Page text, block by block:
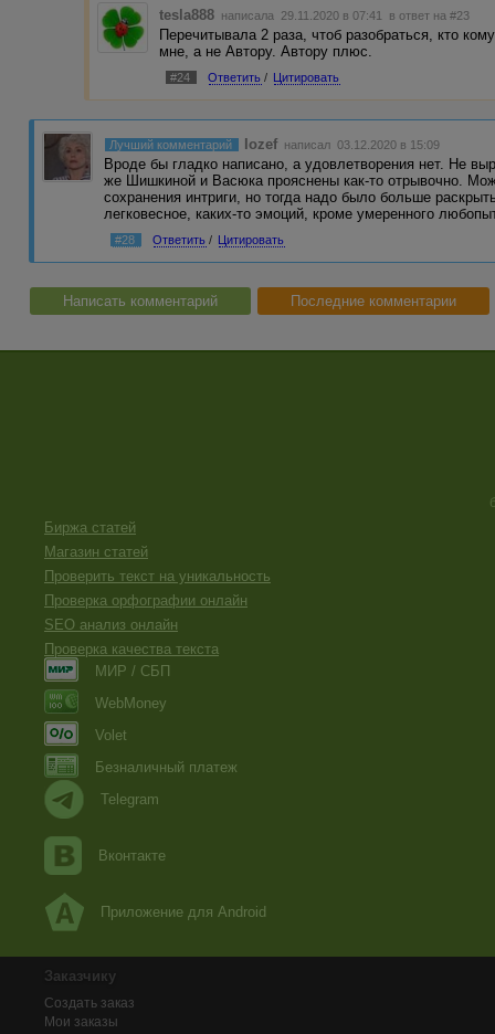
tesla888 написала 29.11.2020 в 07:41 в ответ на #23
Перечитывала 2 раза, чтоб разобраться, кто
мне, а не Автору. Автору плюс.
#24 Ответить / Цитировать
Лучший комментарий Iozef написал 03.12.2020 в 15:09
Вроде бы гладко написано, а удовлетворения нет. Не
же Шишкиной и Васюка прояснены как-то отрывочно.
сохранения интриги, но тогда надо было больше
легковесное, каких-то эмоций, кроме умеренного
#28 Ответить / Цитировать
Написать комментарий Последние комментарии
Биржа статей
Магазин статей
Проверить текст на уникальность
Проверка орфографии онлайн
SEO анализ онлайн
Проверка качества текста
МИР / СБП
WebMoney
Volet
Безналичный платеж
Telegram
Вконтакте
Приложение для Android
Заказчику
Создать заказ
Мои заказы